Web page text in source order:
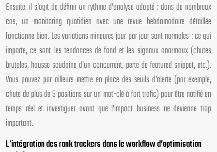
Ensuite, il s’agit de définir un rythme d’analyse adapté : dans de nombreux
cas, un monitoring quotidien avec une revue hebdomadaire détaillée
fonctionne bien. Les variations mineures jour par jour sont normales ; ce qui
importe, ce sont les tendances de fond et les signaux anormaux (chutes
brutales, hausse soudaine d’un concurrent, perte de featured snippet, etc.).
Vous pouvez par ailleurs mettre en place des seuils d’alerte (par exemple,
chute de plus de 5 positions sur un mot-clé à fort trafic) pour être notifié en
temps réel et investiguer avant que l’impact business ne devienne trop
important.
L’intégration des rank trackers dans le workflow d’optimisation